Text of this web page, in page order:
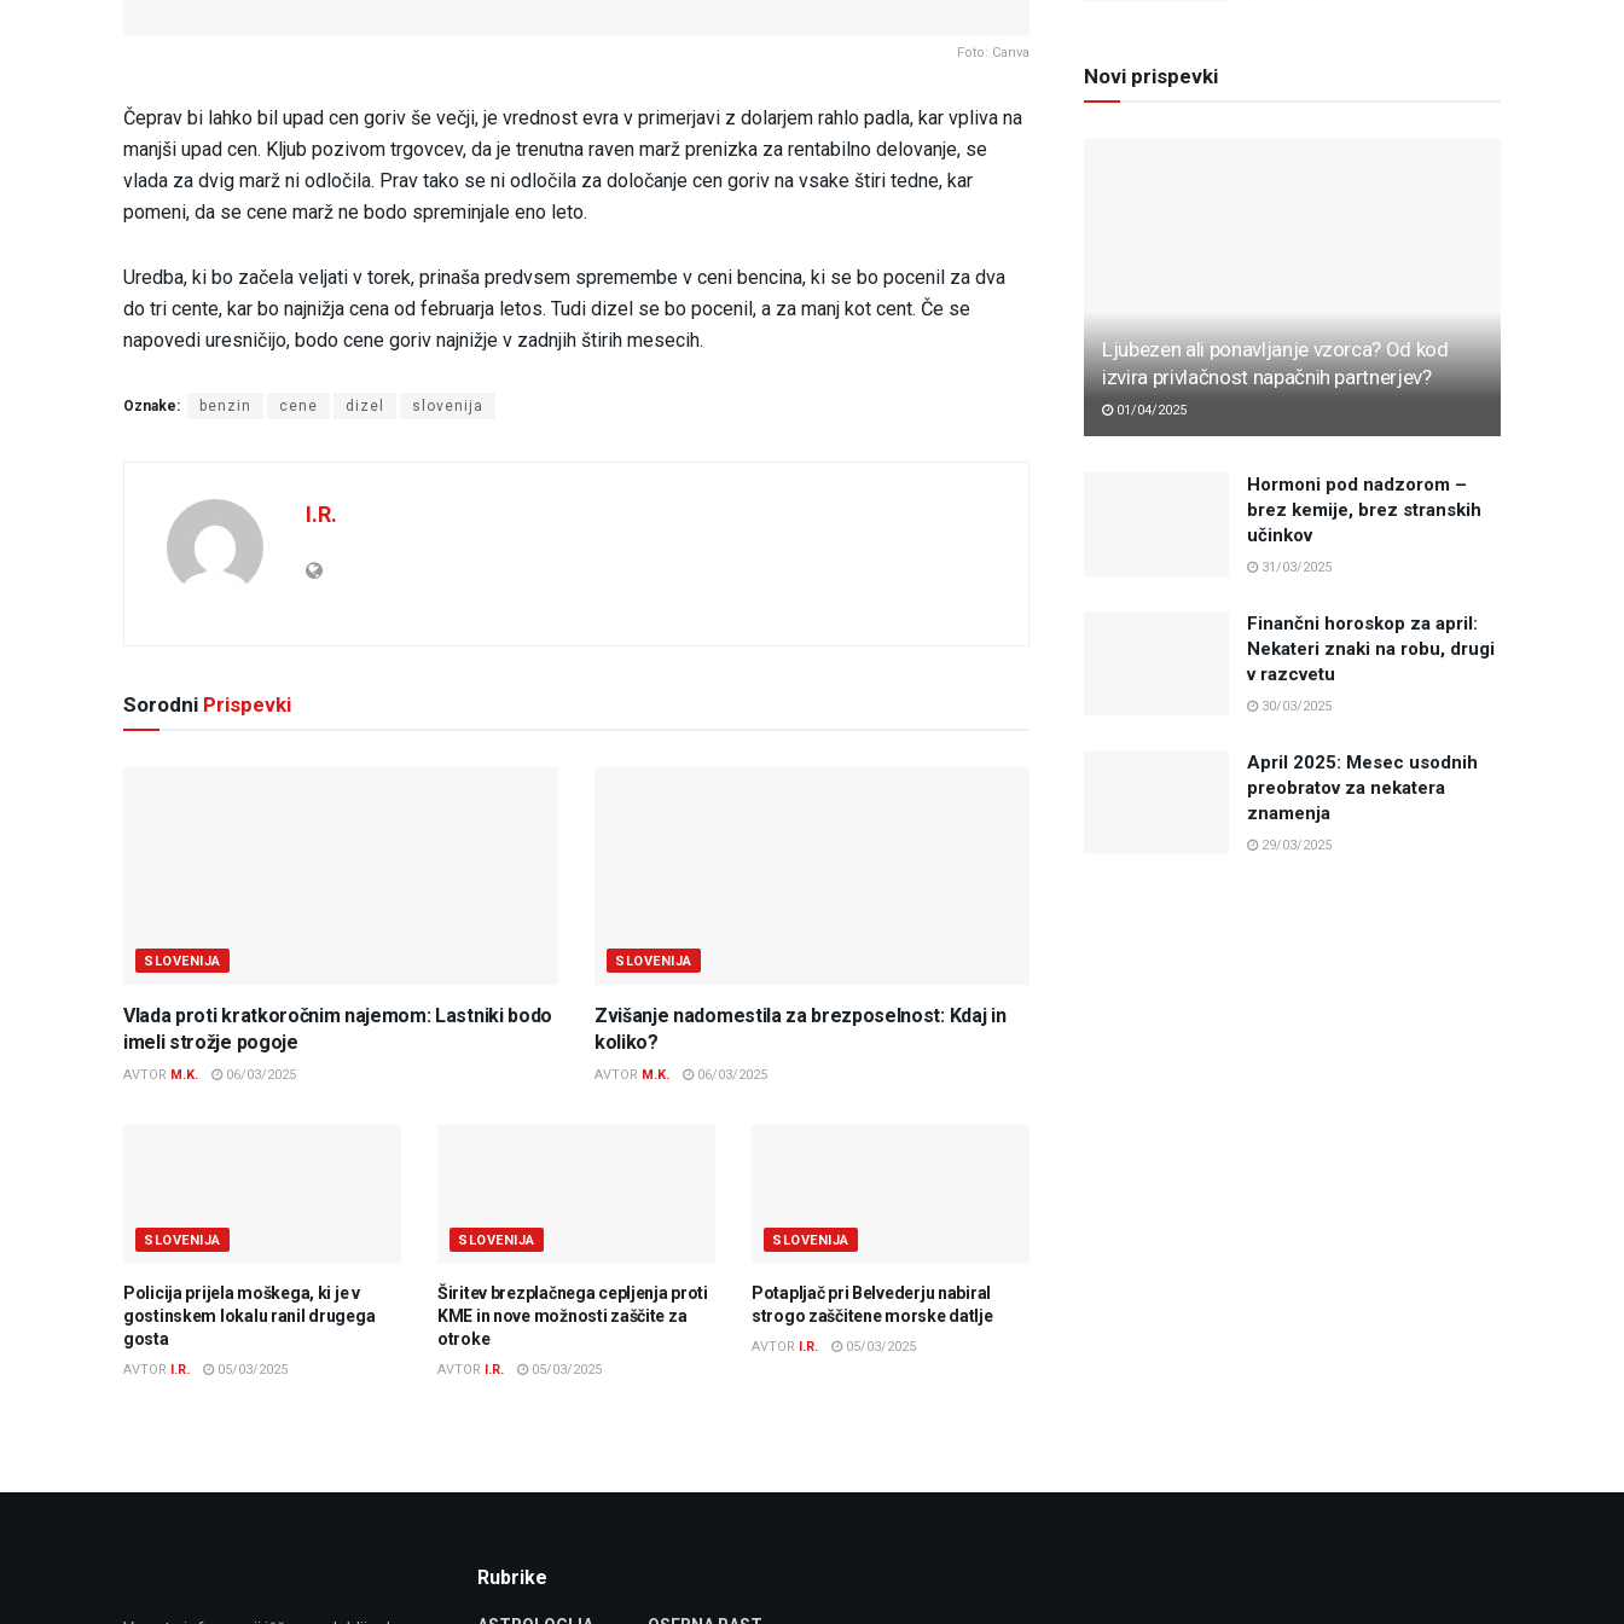
Foto: Canva
Čeprav bi lahko bil upad cen goriv še večji, je vrednost evra v primerjavi z dolarjem rahlo padla, kar vpliva na
manjši upad cen. Kljub pozivom trgovcev, da je trenutna raven marž prenizka za rentabilno delovanje, se
vlada za dvig marž ni odločila. Prav tako se ni odločila za določanje cen goriv na vsake štiri tedne, kar
pomeni, da se cene marž ne bodo spreminjale eno leto.
Uredba, ki bo začela veljati v torek, prinaša predvsem spremembe v ceni bencina, ki se bo pocenil za dva
do tri cente, kar bo najnižja cena od februarja letos. Tudi dizel se bo pocenil, a za manj kot cent. Če se
napovedi uresničijo, bodo cene goriv najnižje v zadnjih štirih mesecih.
Oznake: benzin cene dizel slovenija
I.R.
Sorodni Prispevki
SLOVENIJA
Vlada proti kratkoročnim najemom: Lastniki bodo
imeli strožje pogoje
AVTOR M.K. 06/03/2025
SLOVENIJA
Zvišanje nadomestila za brezposelnost: Kdaj in
koliko?
AVTOR M.K. 06/03/2025
SLOVENIJA
Policija prijela moškega, ki je v
gostinskem lokalu ranil drugega
gosta
AVTOR I.R. 05/03/2025
SLOVENIJA
Širitev brezplačnega cepljenja proti
KME in nove možnosti zaščite za
otroke
AVTOR I.R. 05/03/2025
SLOVENIJA
Potapljač pri Belvederju nabiral
strogo zaščitene morske datlje
AVTOR I.R. 05/03/2025
Novi prispevki
Ljubezen ali ponavljanje vzorca? Od kod
izvira privlačnost napačnih partnerjev?
01/04/2025
Hormoni pod nadzorom –
brez kemije, brez stranskih
učinkov
31/03/2025
Finančni horoskop za april:
Nekateri znaki na robu, drugi
v razcvetu
30/03/2025
April 2025: Mesec usodnih
preobratov za nekatera
znamenja
29/03/2025
Rubrike